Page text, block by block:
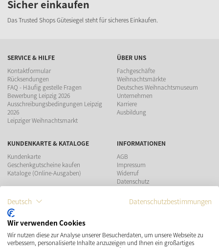
Sicher einkaufen
Das Trusted Shops Gütesiegel steht für sicheres Einkaufen.
SERVICE & HILFE
Kontaktformular
Rücksendungen
FAQ - Häufig gestelle Fragen
Bewerbung Leipzig 2026
Ausschreibungsbedingungen Leipzig
2026
Leipziger Weihnachtsmarkt
ÜBER UNS
Fachgeschäfte
Weihnachtsmärkte
Deutsches Weihnachtsmuseum
Unternehmen
Karriere
Ausbildung
KUNDENKARTE & KATALOGE
Kundenkarte
Geschenkgutscheine kaufen
Kataloge (Online-Ausgaben)
INFORMATIONEN
AGB
Impressum
Widerruf
Datenschutz
ZAHLUNGSMÖGLICHKEITEN
VERSAND SOCIAL MEDIA
Deutsch Datenschutzbestimmungen
Wir verwenden Cookies
Wir nutzen diese zur Analyse unserer Besucherdaten, um unsere Webseite zu
verbessern, personalisierte Inhalte anzuzeigen und Ihnen ein großartiges